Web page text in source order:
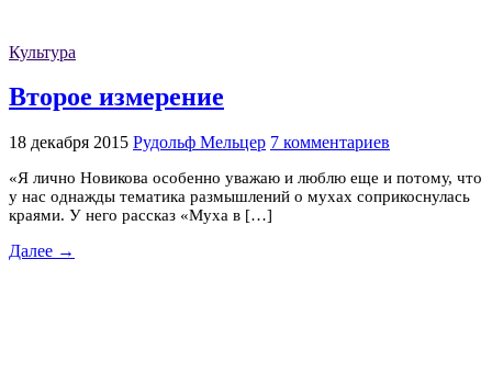
Культура
Второе измерение
18 декабря 2015 Рудольф Мельцер 7 комментариев
«Я лично Новикова особенно уважаю и люблю еще и потому, что
у нас однажды тематика размышлений о мухах соприкоснулась
краями. У него рассказ «Муха в […]
Далее →